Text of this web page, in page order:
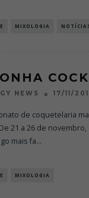
MIXOLOGIA
NEWS 17/11/
de coquetelaria
21 a 26 de
mais fa...
MIXOLOGIA